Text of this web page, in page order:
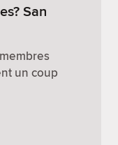
San
un coup